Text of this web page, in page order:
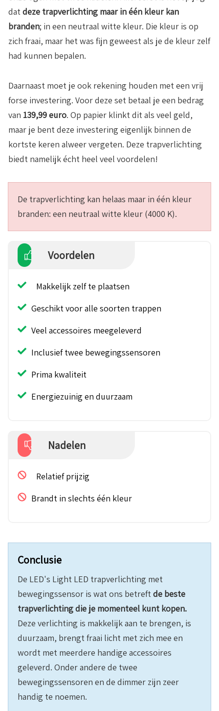
datdeze trapverlichting maar in één kleur kan
branden; in een neutraal witte kleur. Die kleur is op
zich fraai, maar het was fijn geweest als je de kleur zelf
had kunnen bepalen.
Daarnaast moet je ook rekening houden met een vrij
forse investering. Voor deze set betaal je een bedrag
van 139,99 euro. Op papier klinkt dit als veel geld,
maar je bent deze investering eigenlijk binnen de
kortste keren alweer vergeten. Deze trapverlichting
biedt namelijk écht heel veel voordelen!
De trapverlichting kan helaas maar in één kleur
branden: een neutraal witte kleur (4000 K).
Voordelen
Makkelijk zelf te plaatsen
Geschikt voor alle soorten trappen
Veel accessoires meegeleverd
Inclusief twee bewegingssensoren
Prima kwaliteit
Energiezuinig en duurzaam
Nadelen
Relatief prijzig
Brandt in slechts één kleur
Conclusie
De LED's Light LED trapverlichting met
bewegingssensor is wat ons betreftde beste
trapverlichting die je momenteel kunt kopen.
Deze verlichting is makkelijk aan te brengen, is
duurzaam, brengt fraai licht met zich mee en
wordt met meerdere handige accessoires
geleverd. Onder andere de twee
bewegingssensoren en de dimmer zijn zeer
handig te noemen.